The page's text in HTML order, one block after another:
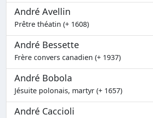
André Avellin
Prêtre théatin (+ 1608)
André Bessette
Frère convers canadien (+ 1937)
André Bobola
Jésuite polonais, martyr (+ 1657)
André Caccioli